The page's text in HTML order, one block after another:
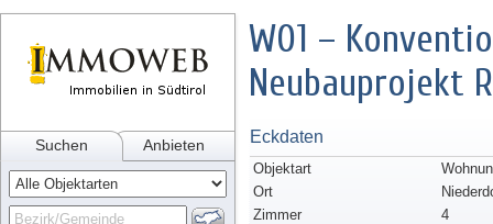
Suchen Anbieten
W01 –
Neubauprojekt
Eckdaten
Objektart
Ort
Zimmer
4